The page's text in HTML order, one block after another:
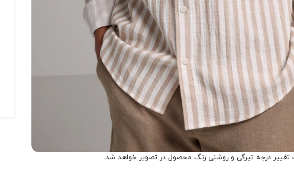
کلیک کنید
تغییر درجه تیرگی و روشنی رنگ محصول در تصویر خواهد شد.